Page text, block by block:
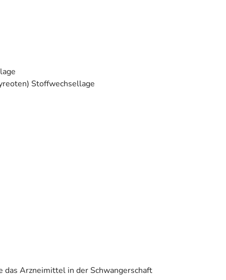
Stoffwechsellage
das Arzneimittel in der Schwangerschaft